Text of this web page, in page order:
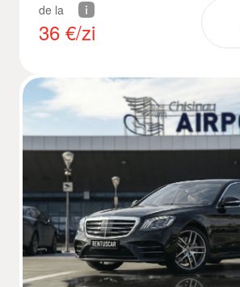
de la
36 €/zi